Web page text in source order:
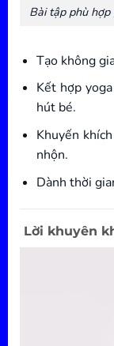
Bài tập phù
Tạo không
Kết hợp
hút bé.
Khuyến
nhộn.
Dành thời
Lời khuyên